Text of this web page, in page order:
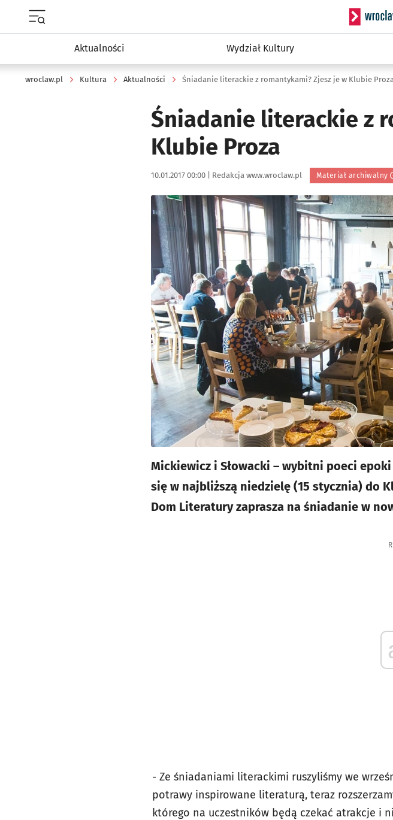
Serwis
Aktualności Wydział Kultury
wroclaw.pl Kultura Aktualności Śniadanie literackie z romantykami? Zjesz je w Klubie
Śniadanie literackie z
Klubie Proza
Data publikacji:
10.01.2017 00:00 | Autor:
Redakcja www.wroclaw.pl Materiał archiwalny
Kliknij, aby powiększyć
Mickiewicz i Słowacki – wybitni poeci
się w najbliższą niedzielę (15 stycznia) do
Dom Literatury zaprasza na śniadanie w
- Ze śniadaniami literackimi ruszyliśmy we
potrawy inspirowane literaturą, teraz
którego na uczestników będą czekać atrakcje i